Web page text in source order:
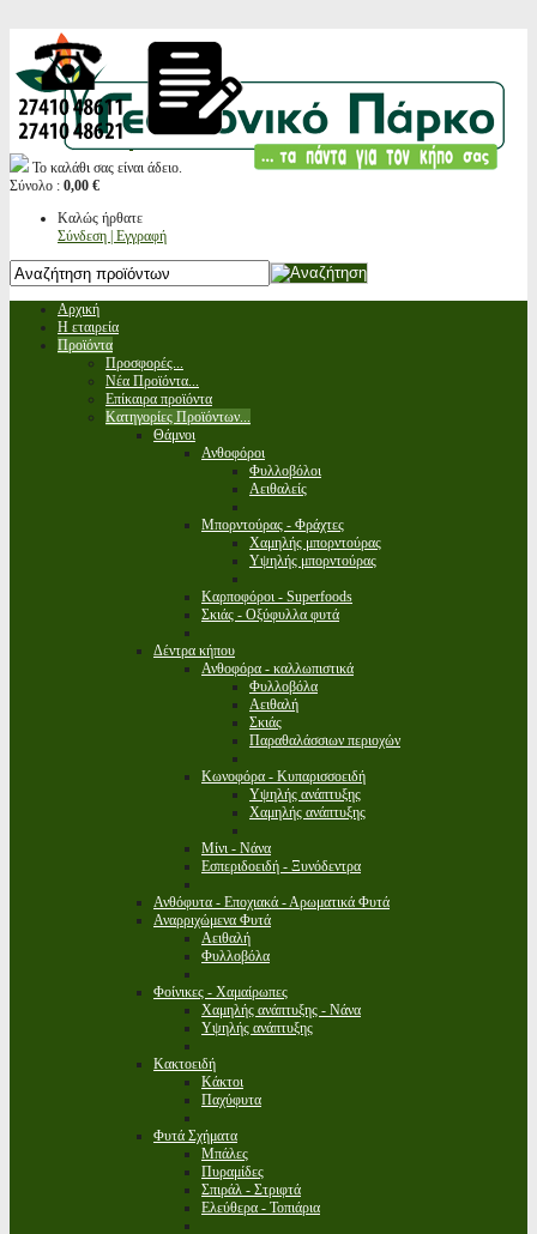
Το καλάθι σας είναι άδειο.
Σύνολο : 0,00 €
Καλώς ήρθατε
Σύνδεση | Εγγραφή
Αρχική
Η εταιρεία
Προϊόντα
Προσφορές...
Νέα Προϊόντα...
Επίκαιρα προϊόντα
Κατηγορίες Προϊόντων...
Θάμνοι
Ανθοφόροι
Φυλλοβόλοι
Αειθαλείς
Μπορντούρας - Φράχτες
Χαμηλής μπορντούρας
Υψηλής μπορντούρας
Καρποφόροι - Superfoods
Σκιάς - Οξύφυλλα φυτά
Δέντρα κήπου
Ανθοφόρα - καλλωπιστικά
Φυλλοβόλα
Αειθαλή
Σκιάς
Παραθαλάσσιων περιοχών
Κωνοφόρα - Κυπαρισσοειδή
Υψηλής ανάπτυξης
Χαμηλής ανάπτυξης
Μίνι - Νάνα
Εσπεριδοειδή - Ξυνόδεντρα
Ανθόφυτα - Εποχιακά - Αρωματικά Φυτά
Αναρριχώμενα Φυτά
Αειθαλή
Φυλλοβόλα
Φοίνικες - Χαμαίρωπες
Χαμηλής ανάπτυξης - Νάνα
Υψηλής ανάπτυξης
Κακτοειδή
Κάκτοι
Παχύφυτα
Φυτά Σχήματα
Μπάλες
Πυραμίδες
Σπιράλ - Στριφτά
Ελεύθερα - Τοπιάρια